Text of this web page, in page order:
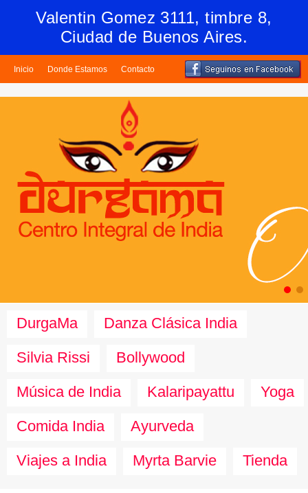
Valentin Gomez 3111, timbre 8,
Ciudad de Buenos Aires.
Inicio Donde Estamos Contacto
DurgaMa
Danza Clásica India
Silvia Rissi
Bollywood
Música de India
Kalaripayattu
Yoga
Comida India
Ayurveda
Viajes a India
Myrta Barvie Tienda